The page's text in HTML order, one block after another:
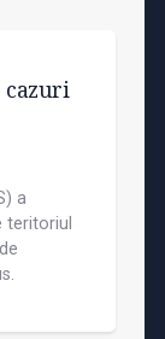
cazuri
a
teritoriul